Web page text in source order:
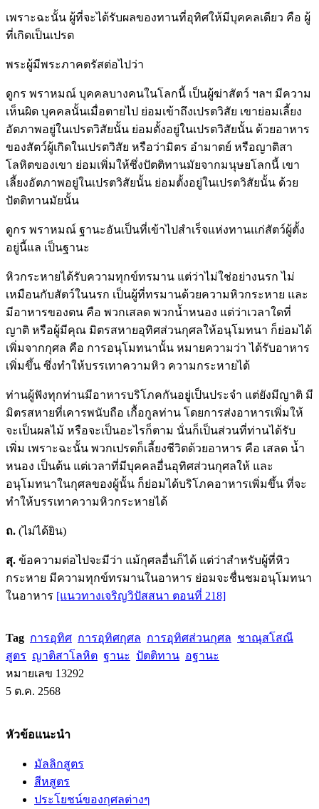
เพราะฉะนั้น ผู้ที่จะได้รับผลของทานที่อุทิศให้มีบุคคลเดียว คือ ผู้
ที่เกิดเป็นเปรต
พระผู้มีพระภาคตรัสต่อไปว่า
ดูกร พราหมณ์ บุคคลบางคนในโลกนี้ เป็นผู้ฆ่าสัตว์ ฯลฯ มีความ
เห็นผิด บุคคลนั้นเมื่อตายไป ย่อมเข้าถึงเปรตวิสัย เขาย่อมเลี้ยง
อัตภาพอยู่ในเปรตวิสัยนั้น ย่อมตั้งอยู่ในเปรตวิสัยนั้น ด้วยอาหาร
ของสัตว์ผู้เกิดในเปรตวิสัย หรือว่ามิตร อำมาตย์ หรือญาติสา
โลหิตของเขา ย่อมเพิ่มให้ซึ่งปัตติทานมัยจากมนุษยโลกนี้ เขา
เลี้ยงอัตภาพอยู่ในเปรตวิสัยนั้น ย่อมตั้งอยู่ในเปรตวิสัยนั้น ด้วย
ปัตติทานมัยนั้น
ดูกร พราหมณ์ ฐานะอันเป็นที่เข้าไปสำเร็จแห่งทานแก่สัตว์ผู้ตั้ง
อยู่นี้แล เป็นฐานะ
หิวกระหายได้รับความทุกข์ทรมาน แต่ว่าไม่ใช่อย่างนรก ไม่
เหมือนกับสัตว์ในนรก เป็นผู้ที่ทรมานด้วยความหิวกระหาย และ
มีอาหารของตน คือ พวกเสลด พวกน้ำหนอง แต่ว่าเวลาใดที่
ญาติ หรือผู้มีคุณ มิตรสหายอุทิศส่วนกุศลให้อนุโมทนา ก็ย่อมได้
เพิ่มจากกุศล คือ การอนุโมทนานั้น หมายความว่า ได้รับอาหาร
เพิ่มขึ้น ซึ่งทำให้บรรเทาความหิว ความกระหายได้
ท่านผู้ฟังทุกท่านมีอาหารบริโภคกันอยู่เป็นประจำ แต่ยังมีญาติ มี
มิตรสหายที่เคารพนับถือ เกื้อกูลท่าน โดยการส่งอาหารเพิ่มให้
จะเป็นผลไม้ หรือจะเป็นอะไรก็ตาม นั่นก็เป็นส่วนที่ท่านได้รับ
เพิ่ม เพราะฉะนั้น พวกเปรตก็เลี้ยงชีวิตด้วยอาหาร คือ เสลด น้ำ
หนอง เป็นต้น แต่เวลาที่มีบุคคลอื่นอุทิศส่วนกุศลให้ และ
อนุโมทนาในกุศลของผู้นั้น ก็ย่อมได้บริโภคอาหารเพิ่มขึ้น ที่จะ
ทำให้บรรเทาความหิวกระหายได้
ถ. (ไม่ได้ยิน)
สุ. ข้อความต่อไปจะมีว่า แม้กุศลอื่นก็ได้ แต่ว่าสำหรับผู้ที่หิว
กระหาย มีความทุกข์ทรมานในอาหาร ย่อมจะชื่นชมอนุโมทนา
ในอาหาร [แนวทางเจริญวิปัสสนา ตอนที่ 218]
Tag การอุทิศ การอุทิศกุศล การอุทิศส่วนกุศล ชาณุสโสณี
สูตร ญาติสาโลหิต ฐานะ ปัตติทาน อฐานะ
หมายเลข 13292
5 ต.ค. 2568
หัวข้อแนะนำ
มัลลิกสูตร
สีหสูตร
ประโยชน์ของกุศลต่างๆ